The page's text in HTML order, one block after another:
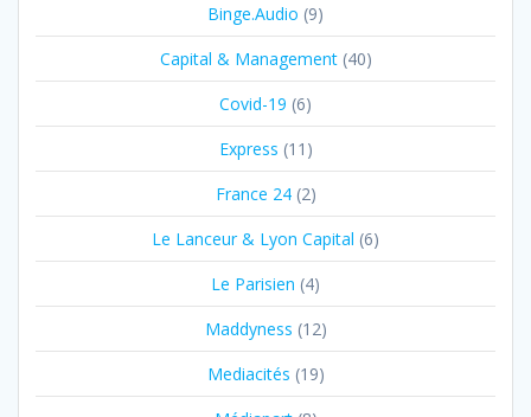
Binge.Audio (9)
Capital & Management(40)
Covid-19 (6)
Express (11)
France 24(2)
Le Lanceur & Lyon Capital (6)
Le Parisien (4)
Maddyness (12)
Mediacités (19)